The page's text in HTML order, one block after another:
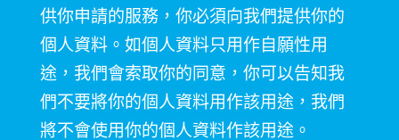
供你申請的服務，你必須向我們提供你的
個人資料。如個人資料只用作自願性用
途，我們會索取你的同意，你可以告知我
們不要將你的個人資料用作該用途，我們
將不會使用你的個人資料作該用途。